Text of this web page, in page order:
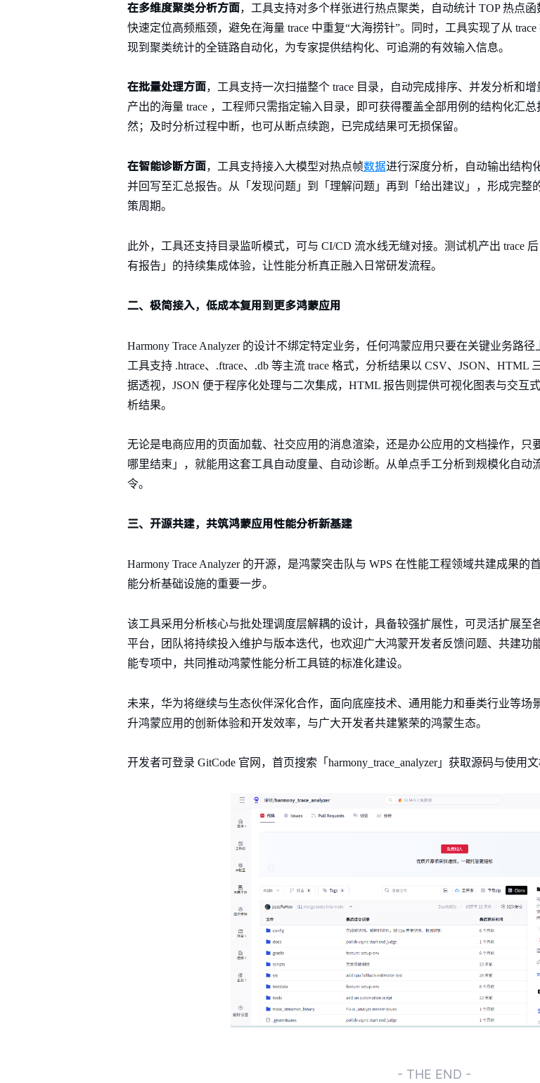
在多维度聚类分析方面，工具支持对多个样张进行热点聚类，自动统计 TOP 热点
快速定位高频瓶颈，避免在海量 trace 中重复“大海捞针”。同时，工具实现了从
现到聚类统计的全链路自动化，为专家提供结构化、可追溯的有效输入信息。
在批量处理方面，工具支持一次扫描整个 trace 目录，自动完成排序、并发分析和
产出的海量 trace ，工程师只需指定输入目录，即可获得覆盖全部用例的结构化汇
然；及时分析过程中断，也可从断点续跑，已完成结果可无损保留。
在智能诊断方面，工具支持接入大模型对热点帧数据进行深度分析，自动输出结构
并回写至汇总报告。从「发现问题」到「理解问题」再到「给出建议」，形成完整
策周期。
此外，工具还支持目录监听模式，可与 CI/CD 流水线无缝对接。测试机产出 trace
有报告」的持续集成体验，让性能分析真正融入日常研发流程。
二、极简接入，低成本复用到更多鸿蒙应用
Harmony Trace Analyzer 的设计不绑定特定业务，任何鸿蒙应用只要在关键业务路径
工具支持 .htrace、.ftrace、.db 等主流 trace 格式，分析结果以 CSV、JSON、
据透视，JSON 便于程序化处理与二次集成，HTML 报告则提供可视化图表与交互
析结果。
无论是电商应用的页面加载、社交应用的消息渲染，还是办公应用的文档操作，只
哪里结束」，就能用这套工具自动度量、自动诊断。从单点手工分析到规模化自动
令。
三、开源共建，共筑鸿蒙应用性能分析新基建
Harmony Trace Analyzer 的开源，是鸿蒙突击队与 WPS 在性能工程领域共建成果
能分析基础设施的重要一步。
该工具采用分析核心与批处理调度层解耦的设计，具备较强扩展性，可灵活扩展至
平台，团队将持续投入维护与版本迭代，也欢迎广大鸿蒙开发者反馈问题、共建功
能专项中，共同推动鸿蒙性能分析工具链的标准化建设。
未来，华为将继续与生态伙伴深化合作，面向底座技术、通用能力和垂类行业等场
升鸿蒙应用的创新体验和开发效率，与广大开发者共建繁荣的鸿蒙生态。
开发者可登录 GitCode 官网，首页搜索「harmony_trace_analyzer」获取源码与使用文
- THE END -